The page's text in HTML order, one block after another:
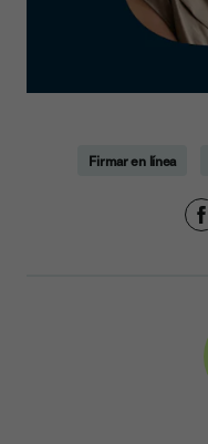
Firmar en línea